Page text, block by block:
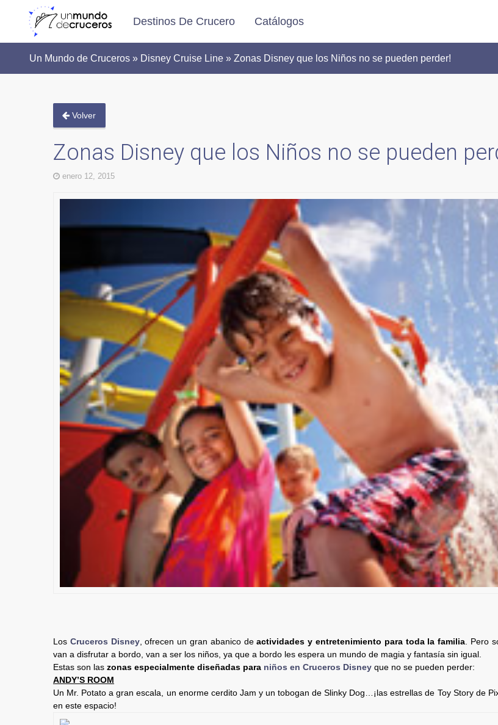
Destinos De Crucero Catálogos
Un Mundo de Cruceros » Disney Cruise Line » Zonas Disney que los Niños no se pueden perder!
Volver
Zonas Disney que los Niños no se pueden
enero 12, 2015
Los Cruceros Disney, ofrecen un gran abanico deactividades y entretenimiento para toda la familia . Pero
van a disfrutar a bordo, van a ser los niños, ya que a bordo les espera un mundo de magia y fantasía sin igual.
Estas son las zonas especialmente diseñadas para niños en Cruceros Disney que no se pueden perder:
ANDY’S ROOM
Un Mr. Potato a gran escala, un enorme cerdito Jam y un tobogan de Slinky Dog…¡las estrellas de Toy Story de
en este espacio!